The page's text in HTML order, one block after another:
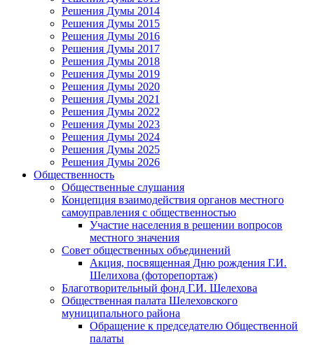
Решения Думы 2014
Решения Думы 2015
Решения Думы 2016
Решения Думы 2017
Решения Думы 2018
Решения Думы 2019
Решения Думы 2020
Решения Думы 2021
Решения Думы 2022
Решения Думы 2023
Решения Думы 2024
Решения Думы 2025
Решения Думы 2026
Общественность
Общественные слушания
Концепция взаимодействия органов местного
самоуправления с общественностью
Участие населения в решении вопросов
местного значения
Совет общественных объединений
Акция, посвященная Дню рождения Г.И.
Шелихова (фоторепортаж)
Благотворительный фонд Г.И. Шелехова
Общественная палата Шелеховского
муниципального района
Обращение к председателю Общественной
палаты